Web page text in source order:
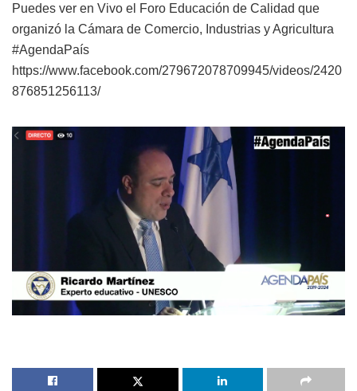
Puedes ver en Vivo el Foro Educación de Calidad que
organizó la Cámara de Comercio, Industrias y Agricultura
#AgendaPaís
https://www.facebook.com/279672078709945/videos/2420
876851256113/